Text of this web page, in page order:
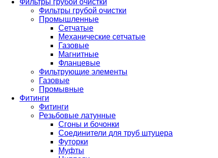
Фильтры грубой очистки
Фильтры грубой очистки
Промышленные
Сетчатые
Механические сетчатые
Газовые
Магнитные
Фланцевые
Фильтрующие элементы
Газовые
Промывные
Фитинги
Фитинги
Резьбовые латунные
Сгоны и бочонки
Соединители для труб штуцера
Футорки
Муфты